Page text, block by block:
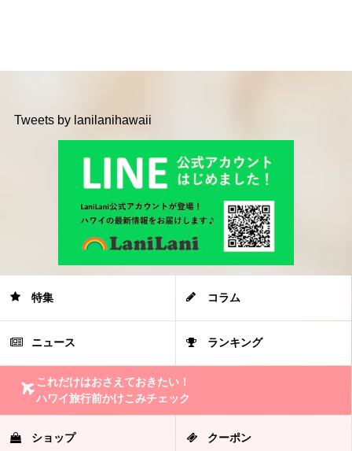
Tweets by lanilanihawaii
特集 コラム
ニュース ランキング
これだけはおさえておきたい！
ハワイ旅行前かけこみチェック
ショップ クーポン